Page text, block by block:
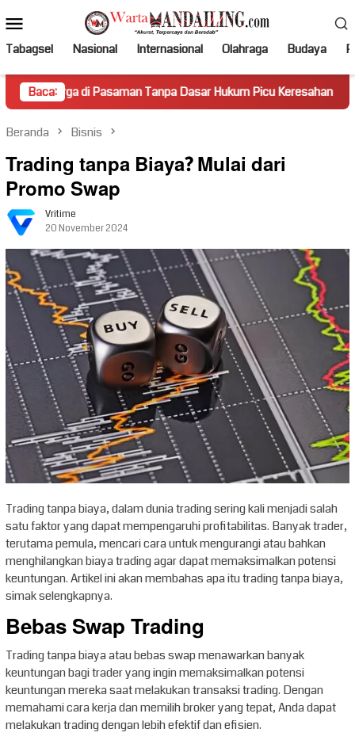
ke
kontenMobile
Tabagsel Nasional Internasional Olahraga Budaya
Baca:
Pasaman Tanpa Dasar Hukum Picu Keresahan Truk
Beranda Bisnis
Trading tanpa Biaya? Mulai dari
Promo Swap
Vritime
20 November 2024
Trading tanpa biaya, dalam dunia trading sering kali menjadi salah
satu faktor yang dapat mempengaruhi profitabilitas. Banyak trader,
terutama pemula, mencari cara untuk mengurangi atau bahkan
menghilangkan biaya trading agar dapat memaksimalkan potensi
keuntungan. Artikel ini akan membahas apa itu trading tanpa biaya,
simak selengkapnya.
Bebas Swap Trading
Trading tanpa biaya atau bebas swap menawarkan banyak
keuntungan bagi trader yang ingin memaksimalkan potensi
keuntungan mereka saat melakukan transaksi trading. Dengan
memahami cara kerja dan memilih broker yang tepat, Anda dapat
melakukan trading dengan lebih efektif dan efisien.